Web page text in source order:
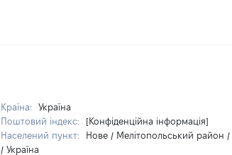
Країна:
Україна
Поштовий індекс:
[Конфіденційна інформація]
Населений пункт:
Нове / Мелітопольський район /
/ Україна